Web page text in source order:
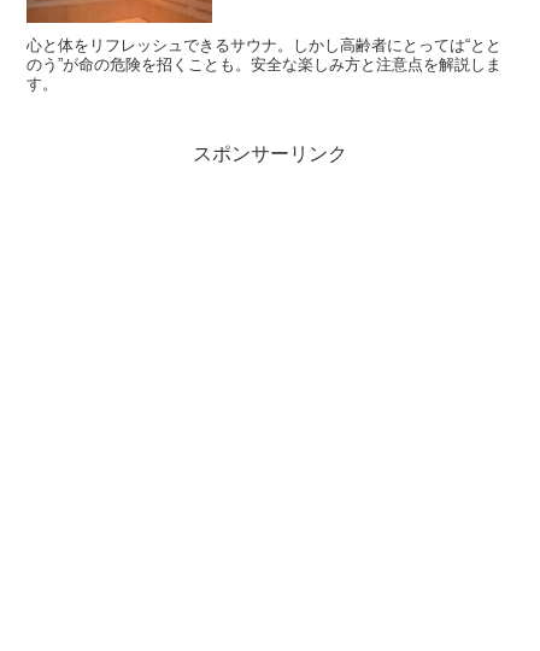
心と体をリフレッシュできるサウナ。しかし高齢者にとっては“とと
のう”が命の危険を招くことも。安全な楽しみ方と注意点を解説しま
す。
スポンサーリンク